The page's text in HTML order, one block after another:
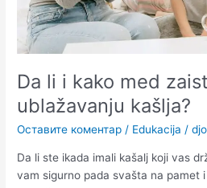
Da li i kako med
ublažavanju kašlja?
Оставите коментар / Edukacija /
Da li ste ikada imali kašalj koji vas
vam sigurno pada svašta na pamet
kašlja?